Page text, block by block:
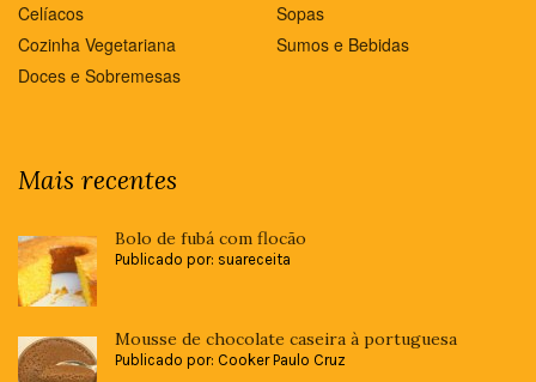
Celíacos
Cozinha Vegetariana
Doces e Sobremesas
Sopas
Sumos e Bebidas
Mais recentes
Bolo de fubá com flocão
Publicado por: suareceita
Mousse de chocolate caseira à portuguesa
Publicado por: Cooker Paulo Cruz